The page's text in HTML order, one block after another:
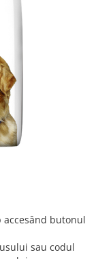
accesând butonul
sau codul